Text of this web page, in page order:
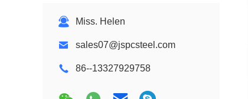
Miss. Helen
sales07@jspcsteel.com
86--13327929758